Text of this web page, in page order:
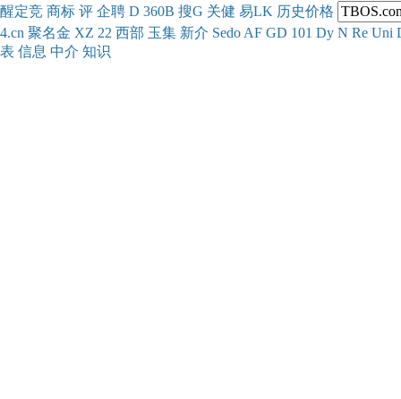
醒定竞 商标 评 企聘 D 360B 搜G 关健 易LK 历史价格
4.cn 聚名金 XZ 22 西部 玉集 新介 Sedo AF GD 101 Dy N Re Uni
表 信息 中介 知识